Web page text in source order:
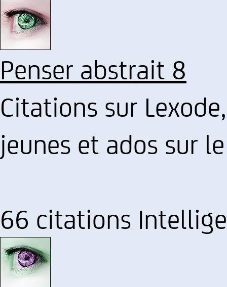
Penser abstrait 8
Citations sur
jeunes et ados sur
66 citations